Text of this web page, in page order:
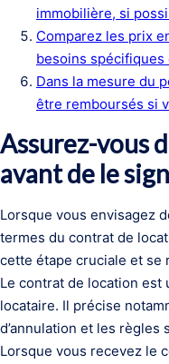
immobilière, si
Comparez les prix
besoins spécifiques
Dans la mesure du
être remboursés si
Assurez-vous
avant de le
Lorsque vous envisagez
termes du contrat de
cette étape cruciale et se
Le contrat de location
locataire. Il précise
d’annulation et les règles
Lorsque vous recevez le